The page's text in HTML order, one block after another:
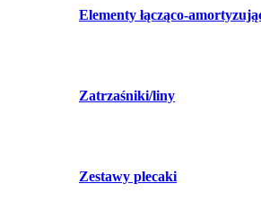
Elementy łącząco-
Zatrzaśniki/liny
Zestawy plecaki